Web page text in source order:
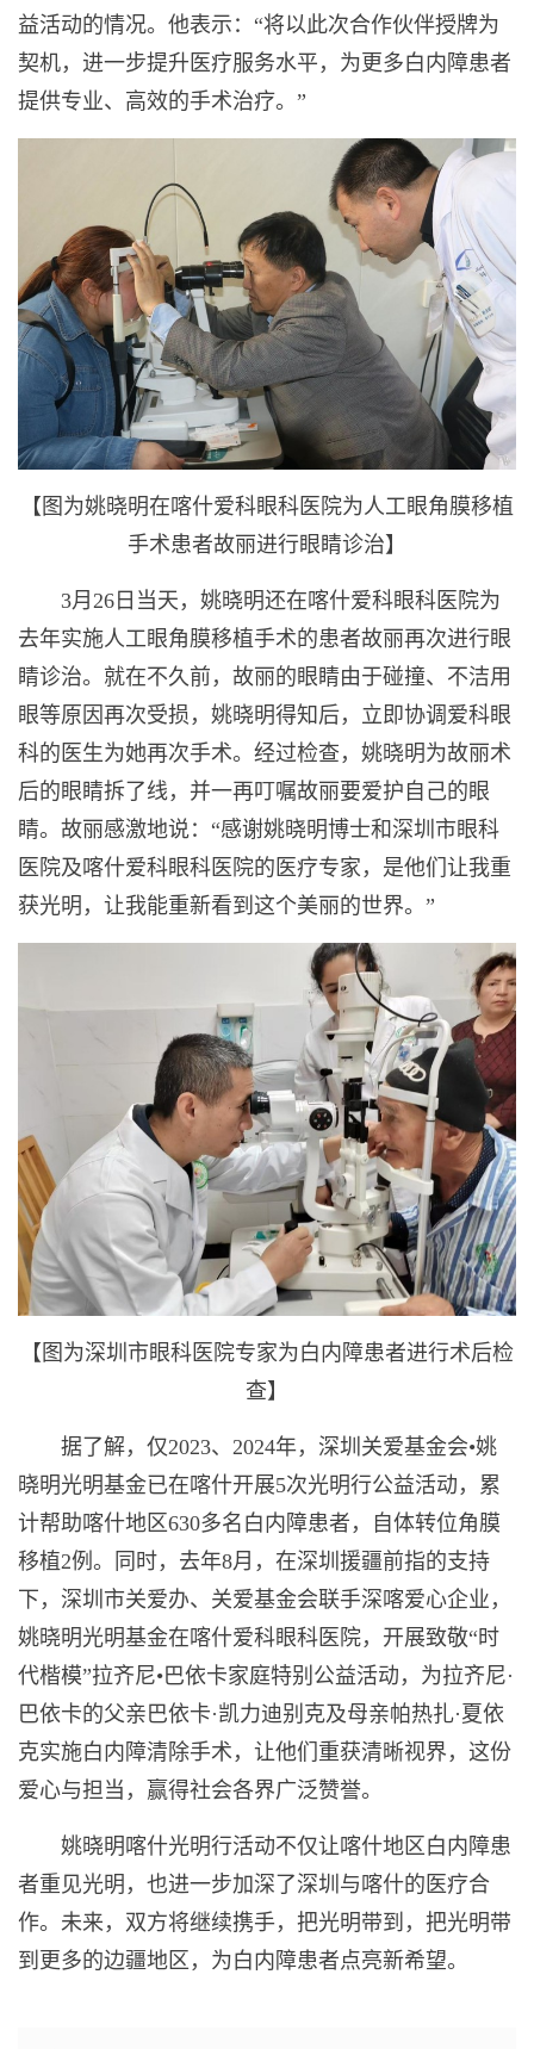
益活动的情况。他表示：“将以此次合作伙伴授牌为
契机，进一步提升医疗服务水平，为更多白内障患者
提供专业、高效的手术治疗。”
【图为姚晓明在喀什爱科眼科医院为人工眼角膜移植
手术患者故丽进行眼睛诊治】
3月26日当天，姚晓明还在喀什爱科眼科医院为
去年实施人工眼角膜移植手术的患者故丽再次进行眼
睛诊治。就在不久前，故丽的眼睛由于碰撞、不洁用
眼等原因再次受损，姚晓明得知后，立即协调爱科眼
科的医生为她再次手术。经过检查，姚晓明为故丽术
后的眼睛拆了线，并一再叮嘱故丽要爱护自己的眼
睛。故丽感激地说：“感谢姚晓明博士和深圳市眼科
医院及喀什爱科眼科医院的医疗专家，是他们让我重
获光明，让我能重新看到这个美丽的世界。”
【图为深圳市眼科医院专家为白内障患者进行术后检
查】
据了解，仅2023、2024年，深圳关爱基金会•姚
晓明光明基金已在喀什开展5次光明行公益活动，累
计帮助喀什地区630多名白内障患者，自体转位角膜
移植2例。同时，去年8月，在深圳援疆前指的支持
下，深圳市关爱办、关爱基金会联手深喀爱心企业，
姚晓明光明基金在喀什爱科眼科医院，开展致敬“时
代楷模”拉齐尼•巴依卡家庭特别公益活动，为拉齐尼·
巴依卡的父亲巴依卡·凯力迪别克及母亲帕热扎·夏依
克实施白内障清除手术，让他们重获清晰视界，这份
爱心与担当，赢得社会各界广泛赞誉。
姚晓明喀什光明行活动不仅让喀什地区白内障患
者重见光明，也进一步加深了深圳与喀什的医疗合
作。未来，双方将继续携手，把光明带到，把光明带
到更多的边疆地区，为白内障患者点亮新希望。